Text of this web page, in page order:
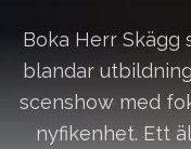
Boka Herr Skägg
blandar
scenshow med
nyfikenhet. Ett